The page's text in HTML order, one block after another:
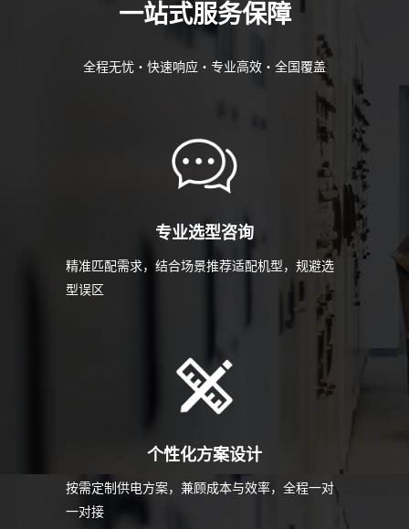
一站式服务保障
全程无忧・快速响应・专业高效・全国覆盖
专业选型咨询
精准匹配需求，结合场景推荐适配机型，规避选
型误区
个性化方案设计
按需定制供电方案，兼顾成本与效率，全程一对
一对接